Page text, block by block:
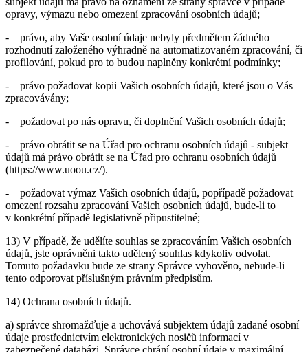
opravy, výmazu nebo omezení zpracování osobních údajů;
- právo, aby Vaše osobní údaje nebyly předmětem žádného
rozhodnutí založeného výhradně na automatizovaném zpracování, či
profilování, pokud pro to budou naplněny konkrétní podmínky;
- právo požadovat kopii Vašich osobních údajů, které jsou o Vás
zpracovávány;
- požadovat po nás opravu, či doplnění Vašich osobních údajů;
- právo obrátit se na Úřad pro ochranu osobních údajů - subjekt
údajů má právo obrátit se na Úřad pro ochranu osobních údajů
(https://www.uoou.cz/).
- požadovat výmaz Vašich osobních údajů, popřípadě požadovat
omezení rozsahu zpracování Vašich osobních údajů, bude-li to
v konkrétní případě legislativně připustitelné;
13) V případě, že udělíte souhlas se zpracováním Vašich osobních
údajů, jste oprávněni takto udělený souhlas kdykoliv odvolat.
Tomuto požadavku bude ze strany Správce vyhověno, nebude-li
tento odporovat příslušným právním předpisům.
14) Ochrana osobních údajů.
a) správce shromažďuje a uchovává subjektem údajů zadané osobní
údaje prostřednictvím elektronických nosičů informací v
zabezpečené databázi. Správce chrání osobní údaje v maximální